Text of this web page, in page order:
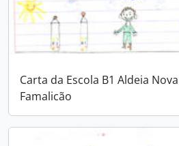
Carta da Escola B1 Aldeia
Famalicão